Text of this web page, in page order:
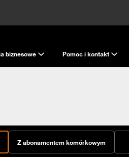
biznesowe Pomoc i kontakt
Z abonamentem komórkowym